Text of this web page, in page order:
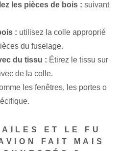
les pièces de bois : suivant
: utilisez la colle approprié
du fuselage.
du tissu : Étirez le tissu sur
de la colle.
les fenêtres, les portes o
AILES ET LE FU
FAIT MAIS